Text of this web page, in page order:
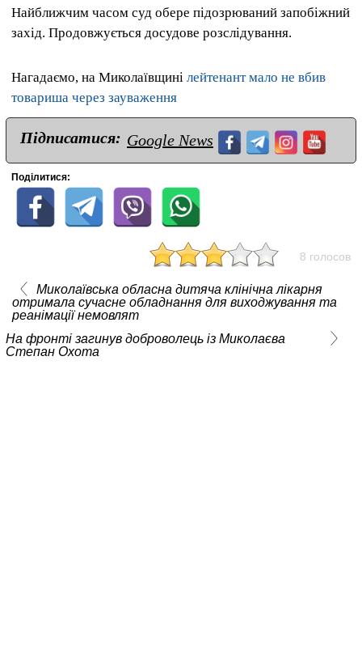
Найближчим часом суд обере підозрюваний запобіжний
захід. Продовжується досудове розслідування.
Нагадаємо, на Миколаївщині лейтенант мало не вбив
товариша через зауваження
Підписатися: Google News
Поділитися:
8 голосов
Миколаївська обласна дитяча клінічна лікарня
отримала сучасне обладнання для виходжування та
реанімації немовлят
На фронті загинув доброволець із Миколаєва
Степан Охота